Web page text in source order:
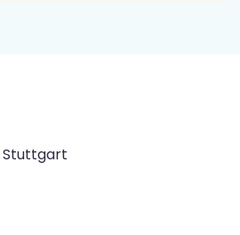
Stuttgart